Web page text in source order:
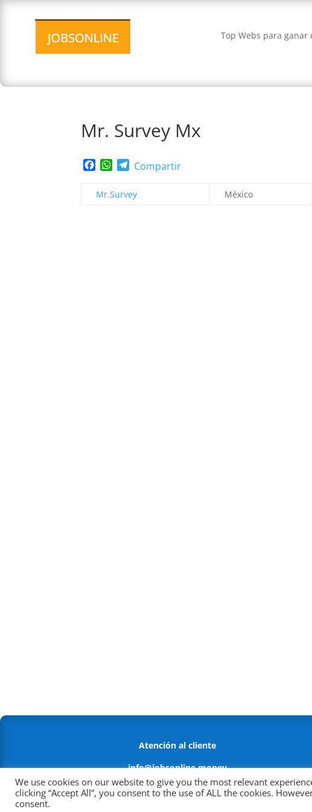
Top Webs para ganar
Mr. Survey Mx
Facebook
WhatsApp
Telegram
Compartir
Mr.Survey México
Atención al cliente
info@jobsonline.money
Política antifraude
We use cookies on our website to give you the most relevant
clicking “Accept All”, you consent to the use of ALL the cookies.
consent.